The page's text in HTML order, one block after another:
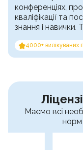
конференціях,
кваліфікації та
знання і навички.
4000+ вилікуваних
Маємо всі